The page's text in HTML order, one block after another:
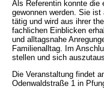
Als Referentin konnte die
gewonnen werden. Sie
tätig und wird aus ihrer
fachlichen Einblicken
und alltagsnahe
Familienalltag. Im
stellen und sich
Die Veranstaltung findet
Odenwaldstraße 1 in